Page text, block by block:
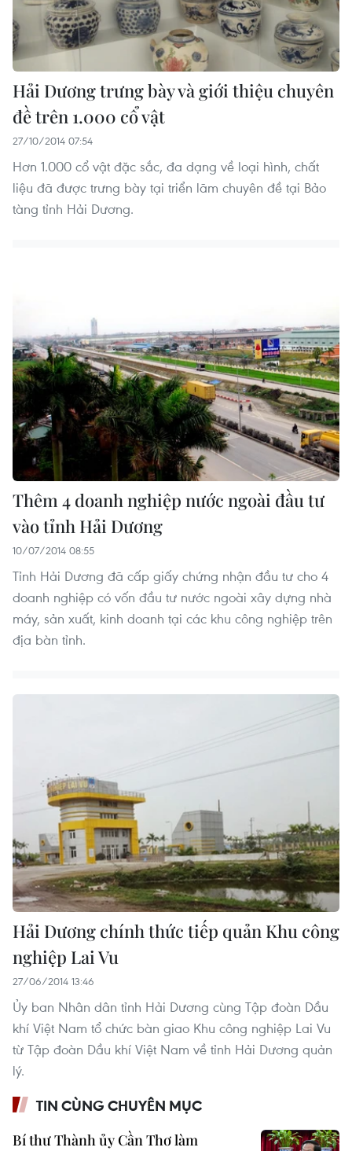
Hải Dương trưng bày và giới thiệu chuyên
đề trên 1.000 cổ vật
27/10/2014 07:54
Hơn 1.000 cổ vật đặc sắc, đa dạng về loại hình, chất
liệu đã được trưng bày tại triển lãm chuyên đề tại Bảo
tàng tỉnh Hải Dương.
Thêm 4 doanh nghiệp nước ngoài đầu tư
vào tỉnh Hải Dương
10/07/2014 08:55
Tỉnh Hải Dương đã cấp giấy chứng nhận đầu tư cho 4
doanh nghiệp có vốn đầu tư nước ngoài xây dựng nhà
máy, sản xuất, kinh doanh tại các khu công nghiệp trên
địa bàn tỉnh.
Hải Dương chính thức tiếp quản Khu công
nghiệp Lai Vu
27/06/2014 13:46
Ủy ban Nhân dân tỉnh Hải Dương cùng Tập đoàn Dầu
khí Việt Nam tổ chức bàn giao Khu công nghiệp Lai Vu
từ Tập đoàn Dầu khí Việt Nam về tỉnh Hải Dương quản
lý.
TIN CÙNG CHUYÊN MỤC
Bí thư Thành ủy Cần Thơ làm